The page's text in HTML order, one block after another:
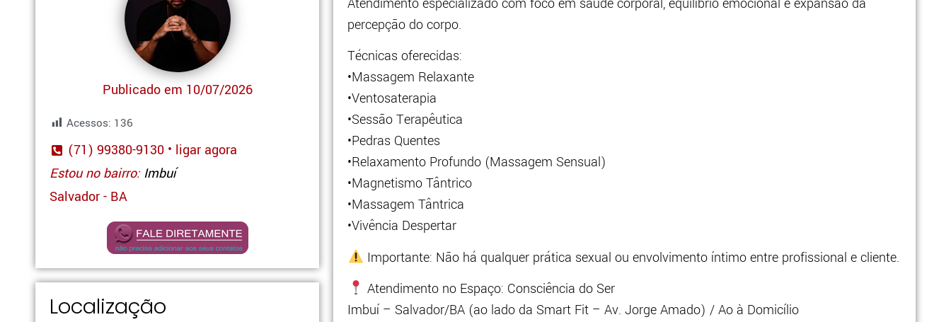
Publicado em 10/07/2026
Acessos: 136
(71) 99380-9130 • ligar agora
Estou no bairro: Imbuí
Salvador - BA
Localização
percepção do corpo.
Técnicas oferecidas:
•Massagem Relaxante
•Ventosaterapia
•Sessão Terapêutica
•Pedras Quentes
•Relaxamento Profundo (Massagem Sensual)
•Magnetismo Tântrico
•Massagem Tântrica
•Vivência Despertar
Importante: Não há qualquer prática sexual ou envolvimento íntimo entre profissional e cliente.
Atendimento no Espaço: Consciência do Ser
Imbuí – Salvador/BA (ao lado da Smart Fit – Av. Jorge Amado) / Ao à Domicílio